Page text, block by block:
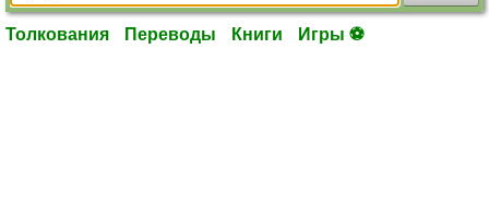
Толкования Переводы Книги Игры ⚽